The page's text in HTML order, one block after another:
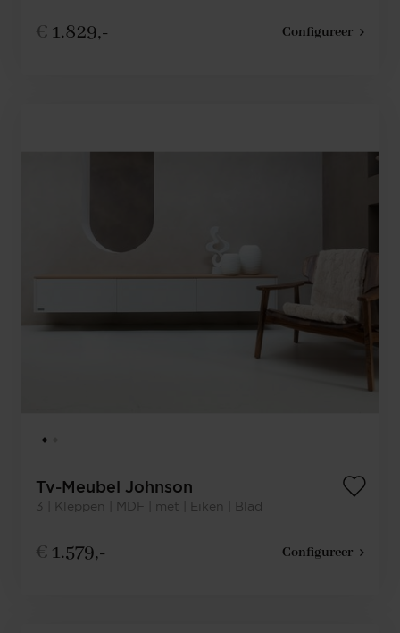
€ 1.829,- Configureer
Tv-Meubel Johnson
3 | Kleppen | MDF | met | Eiken | Blad
€ 1.579,- Configureer